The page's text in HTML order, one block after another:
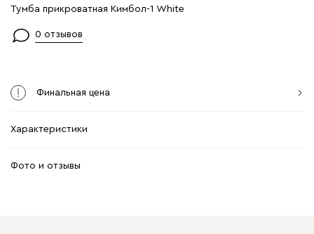
Тумба прикроватная Кимбол-1 Whitе
0 отзывов
Финальная цена
Характеристики
Фото и отзывы